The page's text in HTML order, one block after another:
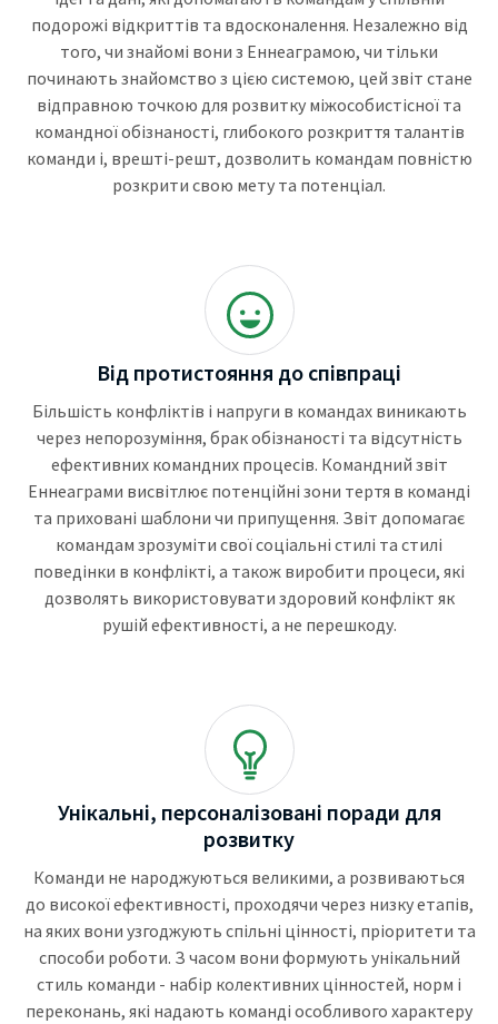
подорожі відкриттів та вдосконалення. Незалежно від
того, чи знайомі вони з Еннеаграмою, чи тільки
починають знайомство з цією системою, цей звіт стане
відправною точкою для розвитку міжособистісної та
командної обізнаності, глибокого розкриття талантів
команди і, врешті-решт, дозволить командам повністю
розкрити свою мету та потенціал.
Від протистояння до співпраці
Більшість конфліктів і напруги в командах виникають
через непорозуміння, брак обізнаності та відсутність
ефективних командних процесів. Командний звіт
Еннеаграми висвітлює потенційні зони тертя в команді
та приховані шаблони чи припущення. Звіт допомагає
командам зрозуміти свої соціальні стилі та стилі
поведінки в конфлікті, а також виробити процеси, які
дозволять використовувати здоровий конфлікт як
рушій ефективності, а не перешкоду.
Унікальні, персоналізовані поради для
розвитку
Команди не народжуються великими, а розвиваються
до високої ефективності, проходячи через низку етапів,
на яких вони узгоджують спільні цінності, пріоритети та
способи роботи. З часом вони формують унікальний
стиль команди - набір колективних цінностей, норм і
переконань, які надають команді особливого характеру